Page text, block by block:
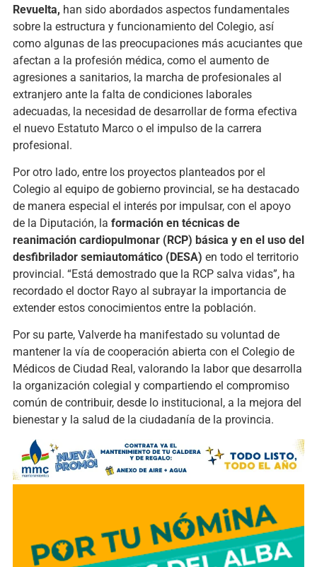
Revuelta, han sido abordados aspectos fundamentales
sobre la estructura y funcionamiento del Colegio, así
como algunas de las preocupaciones más acuciantes que
afectan a la profesión médica, como el aumento de
agresiones a sanitarios, la marcha de profesionales al
extranjero ante la falta de condiciones laborales
adecuadas, la necesidad de desarrollar de forma efectiva
el nuevo Estatuto Marco o el impulso de la carrera
profesional.
Por otro lado, entre los proyectos planteados por el
Colegio al equipo de gobierno provincial, se ha destacado
de manera especial el interés por impulsar, con el apoyo
de la Diputación, la formación en técnicas de
reanimación cardiopulmonar (RCP) básica y en el uso del
desfibrilador semiautomático (DESA) en todo el territorio
provincial. “Está demostrado que la RCP salva vidas”, ha
recordado el doctor Rayoal subrayar la importancia de
extender estos conocimientos entre la población.
Por su parte, Valverde ha manifestado su voluntad de
mantener la vía de cooperación abierta con el Colegio de
Médicos de Ciudad Real, valorando la labor que desarrolla
la organización colegial y compartiendo el compromiso
común de contribuir, desde lo institucional, a la mejora del
bienestar y la salud de la ciudadanía de la provincia.